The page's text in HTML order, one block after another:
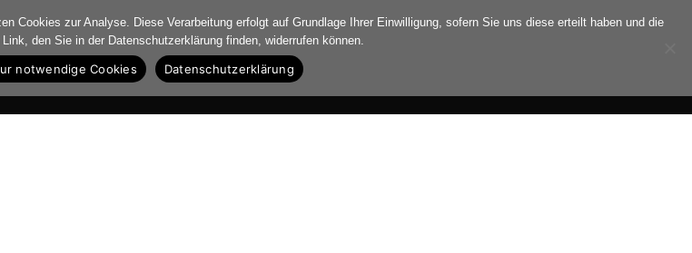
Film Critic’s Corner Galerie Autogramme
Cookies zur Analyse. Diese Verarbeitung erfolgt auf Grundlage Ihrer Einwilligung, sofern Sie uns diese erteilt haben und die
den Sie in der Datenschutzerklärung finden, widerrufen können.
notwendige Cookies Datenschutzerklärung